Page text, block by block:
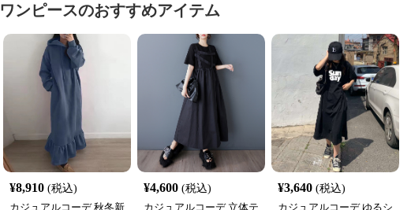
ワンピースのおすすめアイテム
¥8,910 (税込)
カジュアルコーデ 秋冬新
¥4,600 (税込)
カジュアルコーデ 立体テ
¥3,640 (税込)
カジュアルコーデ ゆるシ